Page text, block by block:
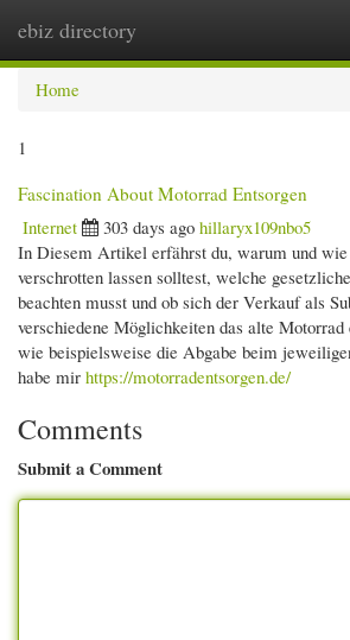
ebiz directory
Home
1
Fascination About Motorrad Entsorgen
Internet
303 days ago hillaryx109nbo5
In Diesem Artikel erfährst du, warum und
verschrotten lassen solltest, welche
beachten musst und ob sich der Verkauf als
verschiedene Möglichkeiten das alte Motorrad
wie beispielsweise die Abgabe beim
habe mir https://motorradentsorgen.de/
Comments
Submit a Comment